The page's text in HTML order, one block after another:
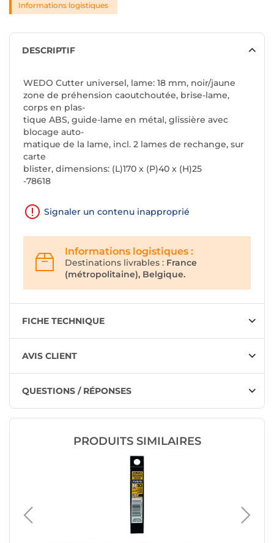
Informations logistiques
DESCRIPTIF
WEDO Cutter universel, lame: 18 mm, noir/jaune
zone de préhension caoutchoutée, brise-lame,
corps en plas-
tique ABS, guide-lame en métal, glissière avec
blocage auto-
matique de la lame, incl. 2 lames de rechange, sur
carte
blister, dimensions: (L)170 x (P)40 x (H)25
-78618
Signaler un contenu inapproprié
Informations logistiques :
Destinations livrables : France
(métropolitaine), Belgique.
FICHE TECHNIQUE
AVIS CLIENT
QUESTIONS / RÉPONSES
PRODUITS SIMILAIRES